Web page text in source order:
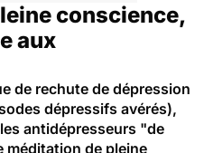
conscience,
aux
de rechute de dépression
dépressifs avérés),
antidépresseurs "de
méditation de pleine